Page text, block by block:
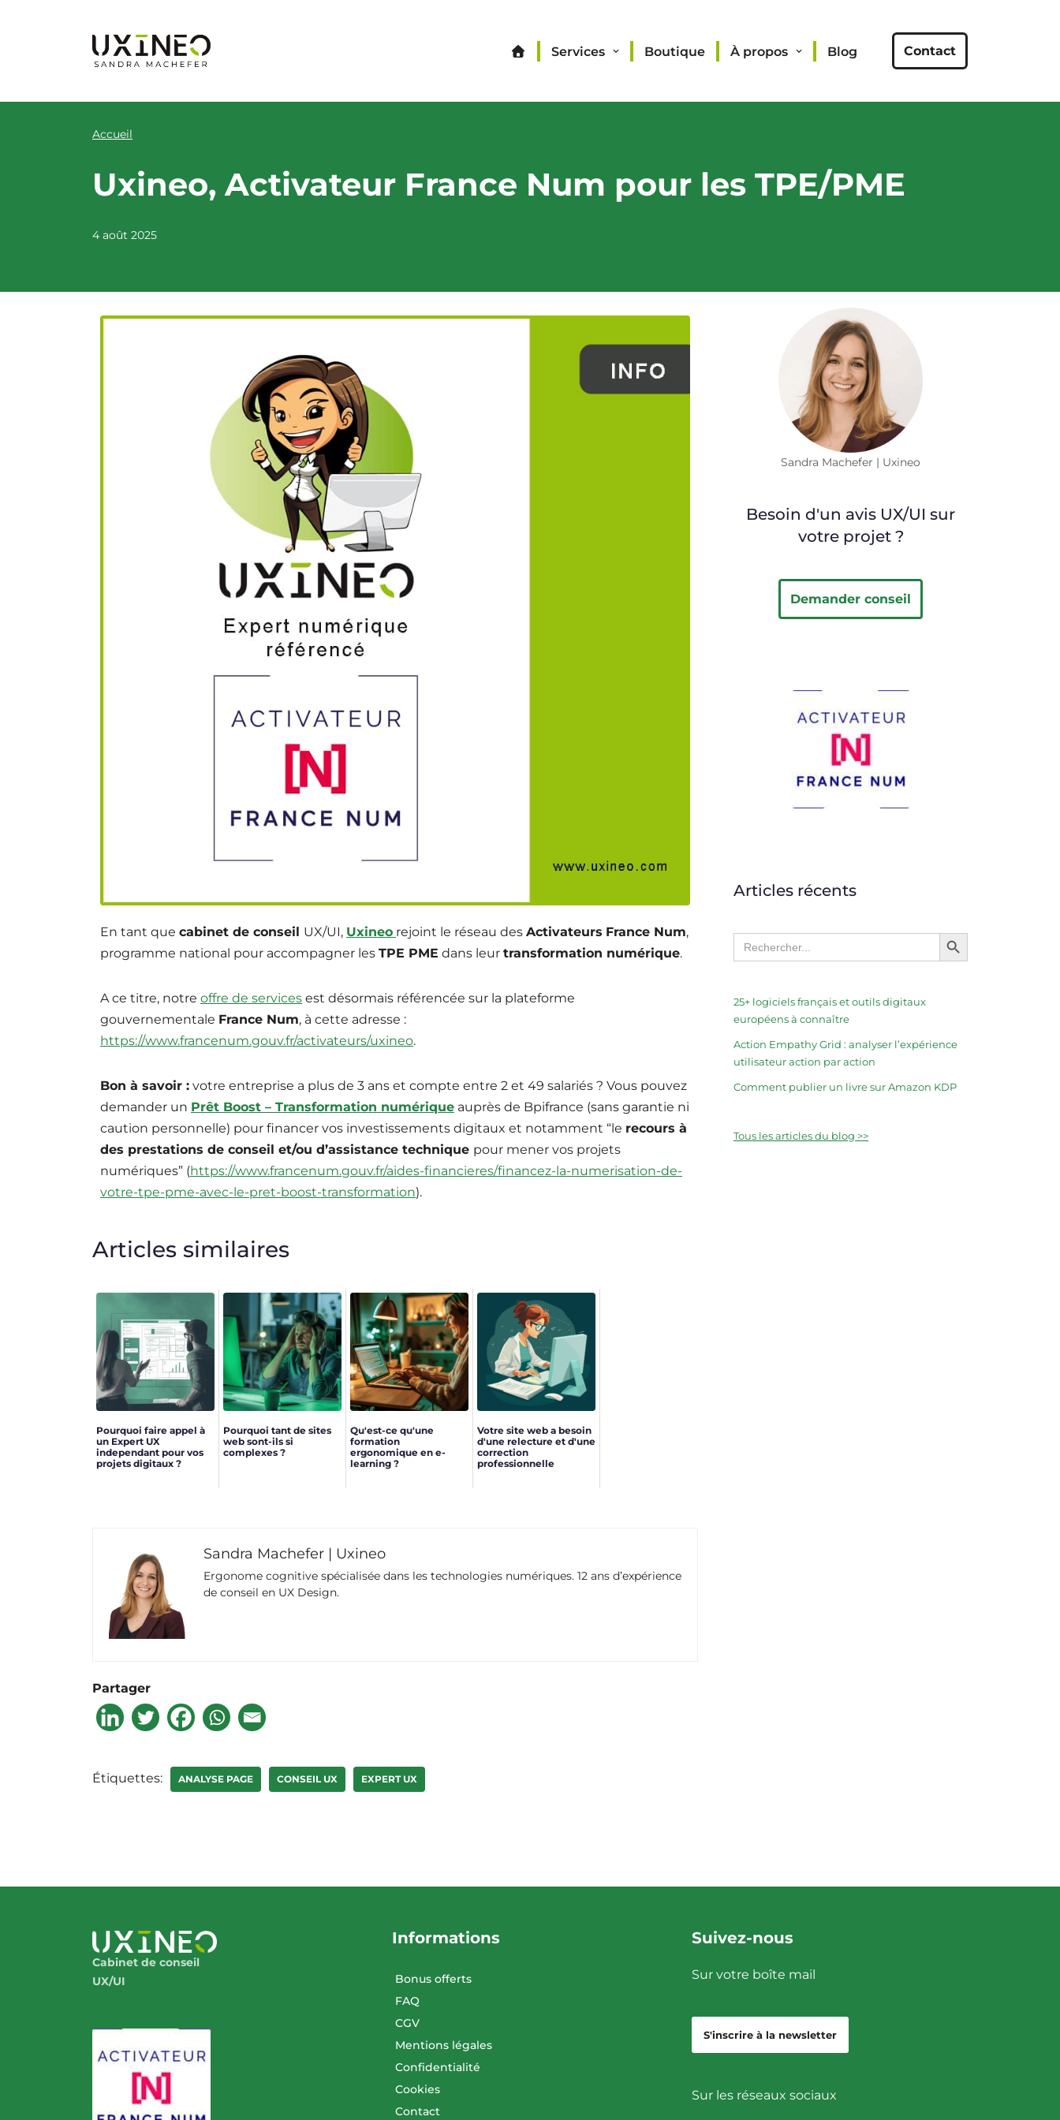
Services Boutique À propos Blog Contact
Accueil
Uxineo, Activateur France Num pour les TPE/PME
4 août 2025
En tant que cabinet de conseil UX/UI, Uxineo rejoint le réseau des Activateurs France Num,
programme national pour accompagner les TPE PME dans leur transformation numérique.
A ce titre, notre offre de services est désormais référencée sur la plateforme
gouvernementale France Num, à cette adresse :
https://www.francenum.gouv.fr/activateurs/uxineo.
Bon à savoir : votre entreprise a plus de 3 ans et compte entre 2 et 49 salariés ? Vous pouvez
demander un Prêt Boost – Transformation numérique auprès de Bpifrance (sans garantie ni
caution personnelle) pour financer vos investissements digitaux et notamment “le recours à
des prestations de conseil et/ou d’assistance technique pour mener vos projets
numériques” (https://www.francenum.gouv.fr/aides-financieres/financez-la-numerisation-de-
votre-tpe-pme-avec-le-pret-boost-transformation).
Articles similaires
Pourquoi faire appel à
un Expert UX
independant pour vos
projets digitaux ?
Pourquoi tant de sites
web sont-ils si
complexes ?
Qu'est-ce qu'une
formation
ergonomique en e-
learning ?
Votre site web a besoin
d'une relecture et d'une
correction
professionnelle
Sandra Machefer | Uxineo
Ergonome cognitive spécialisée dans les technologies numériques. 12 ans d’expérience
de conseil en UX Design.
Partager
Étiquettes: ANALYSE PAGE CONSEIL UX EXPERT UX
Sandra Machefer | Uxineo
Besoin d'un avis UX/UI sur
votre projet ?
Demander conseil
Articles récents
Search
for:
Search Button
25+ logiciels français et outils digitaux
européens à connaître
Action Empathy Grid : analyser l’expérience
utilisateur action par action
Comment publier un livre sur Amazon KDP
Tous les articles du blog >>
Cabinet de conseil
UX/UI
Informations
Bonus offerts
FAQ
CGV
Mentions légales
Confidentialité
Cookies
Contact
Suivez-nous
Sur votre boîte mail
S'inscrire à la newsletter
Sur les réseaux sociaux